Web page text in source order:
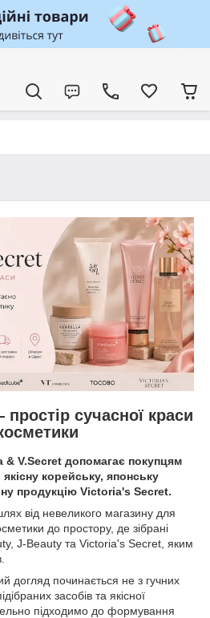
сучасної краси
& V.Secret допомагає покупцям
якісну корейську, японську
продукцію Victoria's Secret.
від невеликого магазину для
до простору, де зібрані
J-Beauty та Victoria's Secret, яким
догляд починається не з гучних
засобів та якісної
підходимо до формування